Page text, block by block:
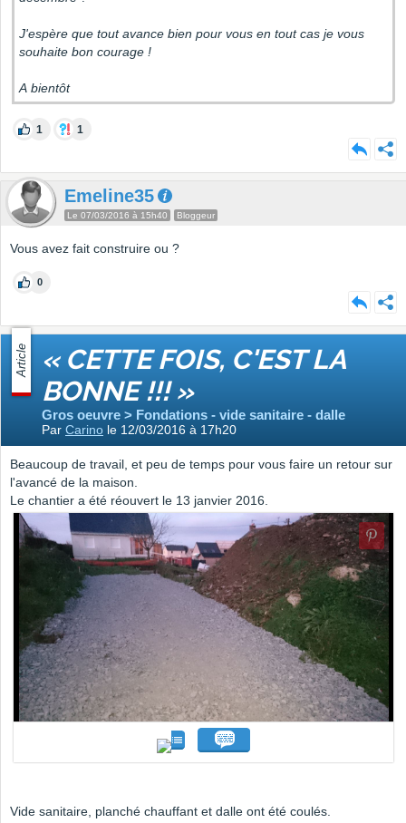
J'espère que tout avance bien pour vous en tout cas je vous
souhaite bon courage !
A bientôt
1 1
Emeline35
Le 07/03/2016 à 15h40 Bloggeur
Vous avez fait construire ou ?
0
Article « CETTE FOIS, C'EST LA
BONNE !!! »
Gros oeuvre > Fondations - vide sanitaire - dalle
Par Carino le 12/03/2016 à 17h20
Beaucoup de travail, et peu de temps pour vous faire un retour sur
l'avancé de la maison.
Le chantier a été réouvert le 13 janvier 2016.
Vide sanitaire, planché chauffant et dalle ont été coulés.